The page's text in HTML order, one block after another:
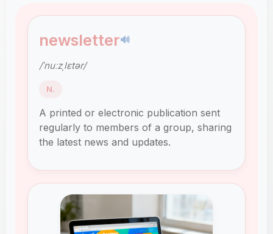
newsletter🔊
/ˈnuːzˌlɛtər/
N.
A printed or electronic publication sent
regularly to members of a group, sharing
the latest news and updates.